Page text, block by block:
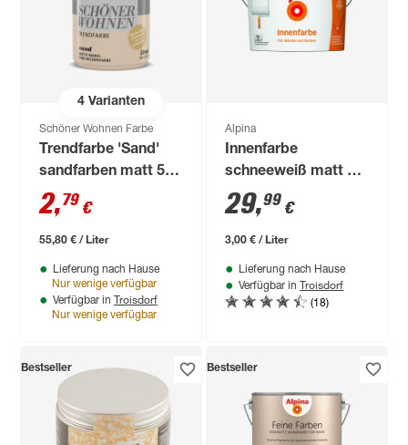
4Varianten
Schöner Wohnen Farbe
Trendfarbe 'Sand'
sandfarben matt 50
ml
2,79 €
55,80 € / Liter
Lieferung nach Hause
Nur wenige verfügbar
Verfügbar in Troisdorf
Nur wenige verfügbar
Alpina
Innenfarbe
schneeweiß matt 10
l
29,99 €
3,00 € / Liter
Lieferung nach Hause
Verfügbar in Troisdorf
(18)
Bestseller Bestseller